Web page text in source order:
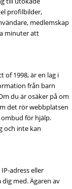
profilbilder,
medlemskap
minuter att
of 1998, är en lag i
från barn
du är osäker på om
det rör webbplatsen
för hjälp.
och inte kan
adress eller
med. Ägaren av